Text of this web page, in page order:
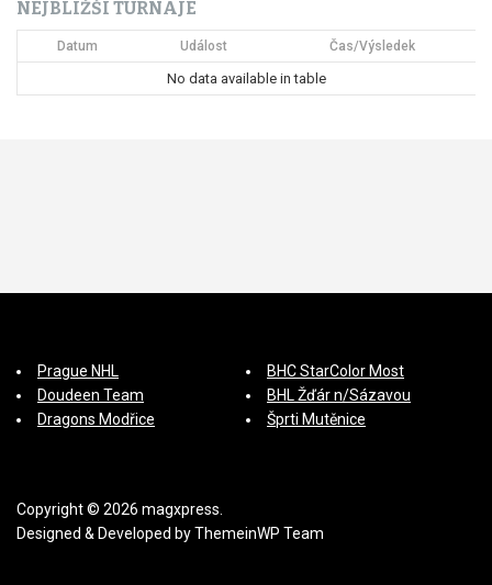
NEJBLIŽŠÍ TURNAJE
Datum Událost Čas/Výsledek
No data available in table
BHC StarColor Most
BHL Žďár n/Sázavou
Šprti Mutěnice
Prague NHL
Doudeen Team
Dragons Modřice
Copyright © 2026 magxpress.
Designed & Developed byThemeinWP Team